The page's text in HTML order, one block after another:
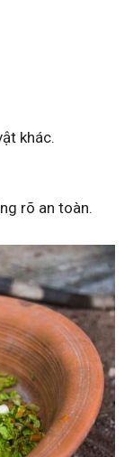
khác.
rõ an toàn.